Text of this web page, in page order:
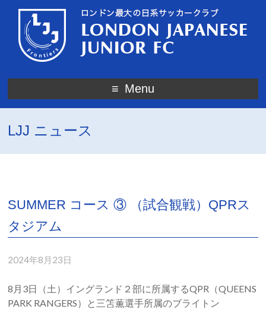
Menu
LJJ ニュース
SUMMER コース ③ （試合観戦）QPRス
タジアム
2024年8月23日
8月3日（土）イングランド２部に所属するQPR（QUEENS
PARK RANGERS）と三笘薫選手所属のブライトン